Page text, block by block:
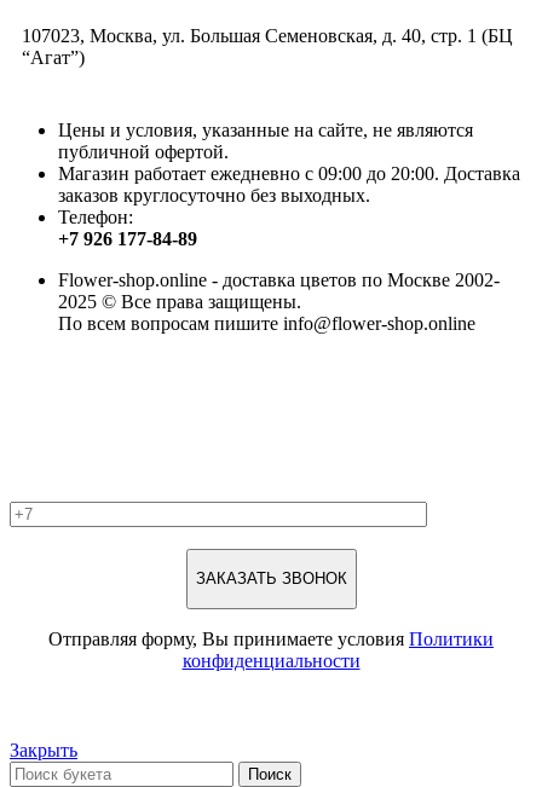
107023, Москва, ул. Большая Семеновская, д. 40, стр. 1 (БЦ
“Агат”)
Цены и условия, указанные на сайте, не являются
публичной офертой.
Магазин работает ежедневно с 09:00 до 20:00. Доставка
заказов круглосуточно без выходных.
Телефон:
+7 926 177-84-89
Flower-shop.online - доставка цветов по Москве 2002-
2025 © Все права защищены.
По всем вопросам пишите info@flower-shop.online
Отправляя форму, Вы принимаете условия Политики
конфиденциальности
Закрыть
Поиск